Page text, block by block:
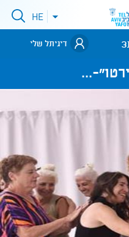
פתיחתHE
דיגיתל שלי
...